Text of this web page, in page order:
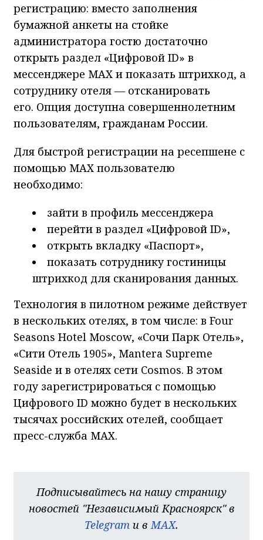
регистрацию: вместо заполнения
бумажной анкеты на стойке
администратора гостю достаточно
открыть раздел «Цифровой ID» в
мессенджере MAX и показать штрихкод, а
сотруднику отеля — отсканировать
его. Опция доступна совершеннолетним
пользователям, гражданам России.
Для быстрой регистрации на ресепшене с
помощью MAX пользователю
необходимо:
зайти в профиль мессенджера
перейти в раздел «Цифровой ID»,
открыть вкладку «Паспорт»,
показать сотруднику гостиницы
штрихкод для сканирования данных.
Технология в пилотном режиме действует
в нескольких отелях, в том числе: в Four
Seasons Hotel Moscow, «Сочи Парк Отель»,
«Сити Отель 1905», Mantera Supreme
Seaside и в отелях сети Cosmos. В этом
году зарегистрироваться с помощью
Цифрового ID можно будет в нескольких
тысячах российских отелей, сообщает
пресс-служба МАХ.
Подписывайтесь на нашу страницу
новостей "Независимый Красноярск" в
Telegram и в MAX.